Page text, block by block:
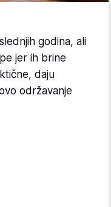
godina, ali
jer ih brine
daju
održavanje